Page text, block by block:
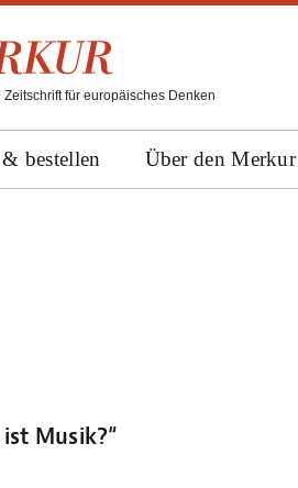
für europäisches Denken
bestellen Über den Merkur
Musik?“